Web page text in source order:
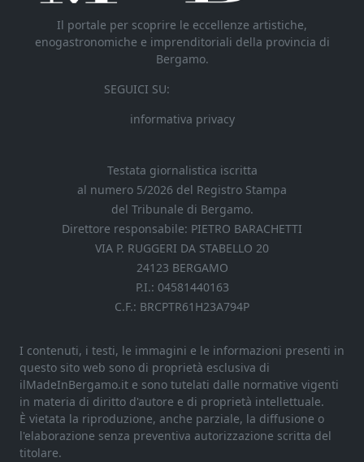
Il portale per scoprire le eccellenze artistiche,
enogastronomiche e imprenditoriali della provincia di
Bergamo.
SEGUICI SU:
informativa privacy
Testata giornalistica iscritta
al numero 5/2026 del Registro Stampa
del Tribunale di Bergamo.
Direttore responsabile: PIETRO BARACHETTI
VIA P. RUGGERI DA STABELLO 20
24123 BERGAMO
P.I.: 04581440163
C.F.: BRCPTR61H23A794P
I contenuti, i testi, le immagini e le informazioni presenti in
questo sito web sono di proprietà esclusiva di
ilMadeInBergamo.it e sono tutelati dalle normative vigenti
in materia di diritto d'autore e di proprietà intellettuale.
È vietata la riproduzione, anche parziale, la diffusione o
l'elaborazione senza preventiva autorizzazione scritta del
titolare.